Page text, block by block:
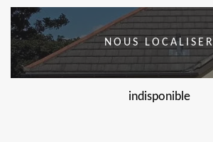
NOUS LOCALISER
indisponible